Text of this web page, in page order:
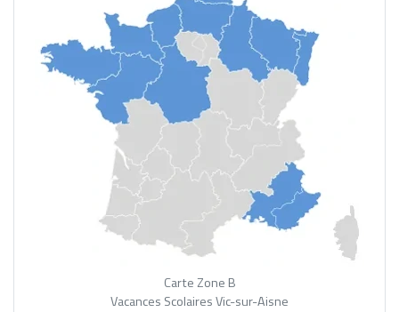
Carte Zone B
Vacances Scolaires Vic-sur-Aisne